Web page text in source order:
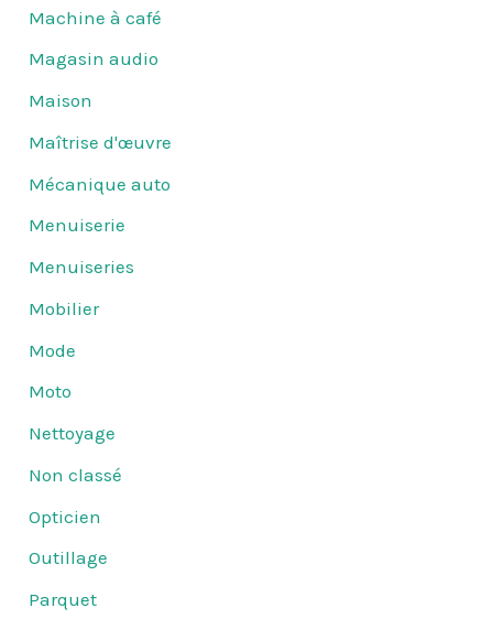
Machine à café
Magasin audio
Maison
Maîtrise d'œuvre
Mécanique auto
Menuiserie
Menuiseries
Mobilier
Mode
Moto
Nettoyage
Non classé
Opticien
Outillage
Parquet